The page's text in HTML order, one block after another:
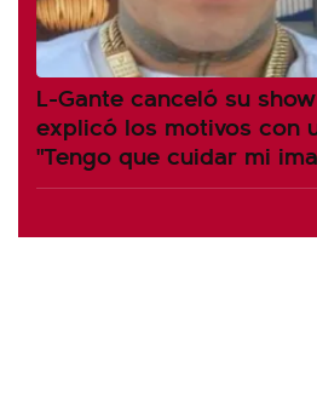
L-Gante canceló su
explicó los motivos con
"Tengo que cuidar mi